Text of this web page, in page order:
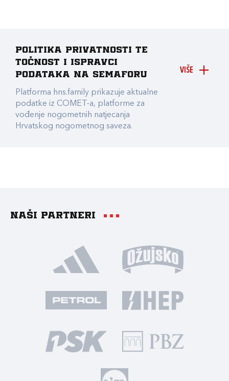
VIŠE
Politika privatnosti te
točnost i ispravci
podataka na Semaforu
Platforma hns.family prikazuje aktualne
podatke iz COMET-a, platforme za
vođenje nogometnih natjecanja
Hrvatskog nogometnog saveza.
Naši partneri